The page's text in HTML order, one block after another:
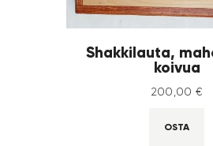
Shakkilauta,
koivua
200 00 €
OSTA